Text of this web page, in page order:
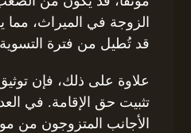
الزوجة في الميراث، مما
قد تُطيل من فترة التسوية
علاوة على ذلك، فإن
تثبيت حق الإقامة. في
الأجانب المتزوجون من